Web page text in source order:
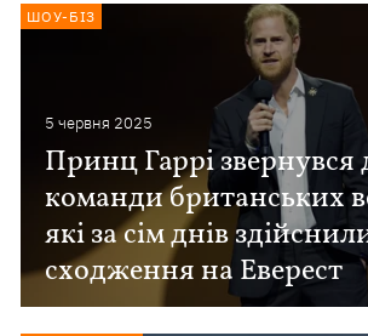
5 червня 2025
Принц Гаррі звернувся
команди британських
які за сім днів
сходження на Еверест
ШОУ-БІЗ